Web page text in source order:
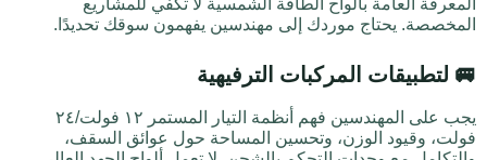
المخصصة. يحتاج موردك إلى مهندسين يفهمون سوقك تحديدًا.
🚐 لتطبيقات المركبات الترفيهية
يجب على المهندسين فهم أنظمة التيار المستمر ١٢ فولت/٢٤
فولت، وقيود الوزن، وتحسين المساحة حول عوائق السقف،